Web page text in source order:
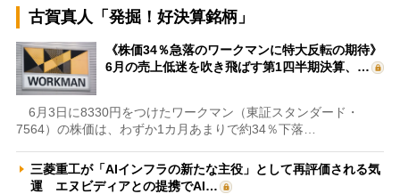
古賀真人「発掘！好決算銘柄」
《株価34％急落のワークマンに特大反転の期待》
6月の売上低迷を吹き飛ばす第1四半期決算、…
6月3日に8330円をつけたワークマン（東証スタンダード・
7564）の株価は、わずか1カ月あまりで約34％下落…
三菱重工が「AIインフラの新たな主役」として再評価される気
運 エヌビディアとの提携でAI…